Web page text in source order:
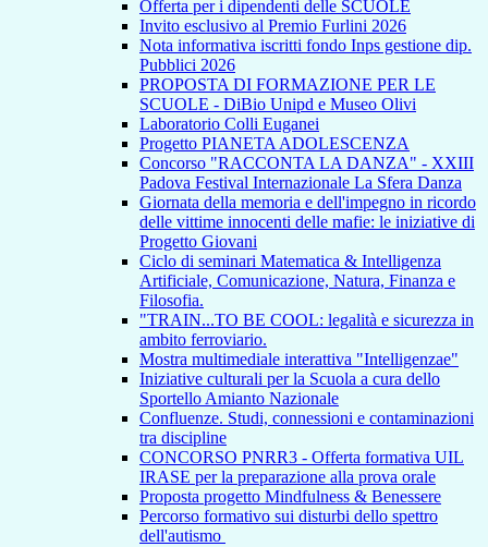
Offerta per i dipendenti delle SCUOLE
Invito esclusivo al Premio Furlini 2026
Nota informativa iscritti fondo Inps gestione dip.
Pubblici 2026
PROPOSTA DI FORMAZIONE PER LE
SCUOLE - DiBio Unipd e Museo Olivi
Laboratorio Colli Euganei
Progetto PIANETA ADOLESCENZA
Concorso "RACCONTA LA DANZA" - XXIII
Padova Festival Internazionale La Sfera Danza
Giornata della memoria e dell'impegno in ricordo
delle vittime innocenti delle mafie: le iniziative di
Progetto Giovani
Ciclo di seminari Matematica & Intelligenza
Artificiale, Comunicazione, Natura, Finanza e
Filosofia.
"TRAIN...TO BE COOL: legalità e sicurezza in
ambito ferroviario.
Mostra multimediale interattiva "Intelligenzae"
Iniziative culturali per la Scuola a cura dello
Sportello Amianto Nazionale
Confluenze. Studi, connessioni e contaminazioni
tra discipline
CONCORSO PNRR3 - Offerta formativa UIL
IRASE per la preparazione alla prova orale
Proposta progetto Mindfulness & Benessere
Percorso formativo sui disturbi dello spettro
dell'autismo